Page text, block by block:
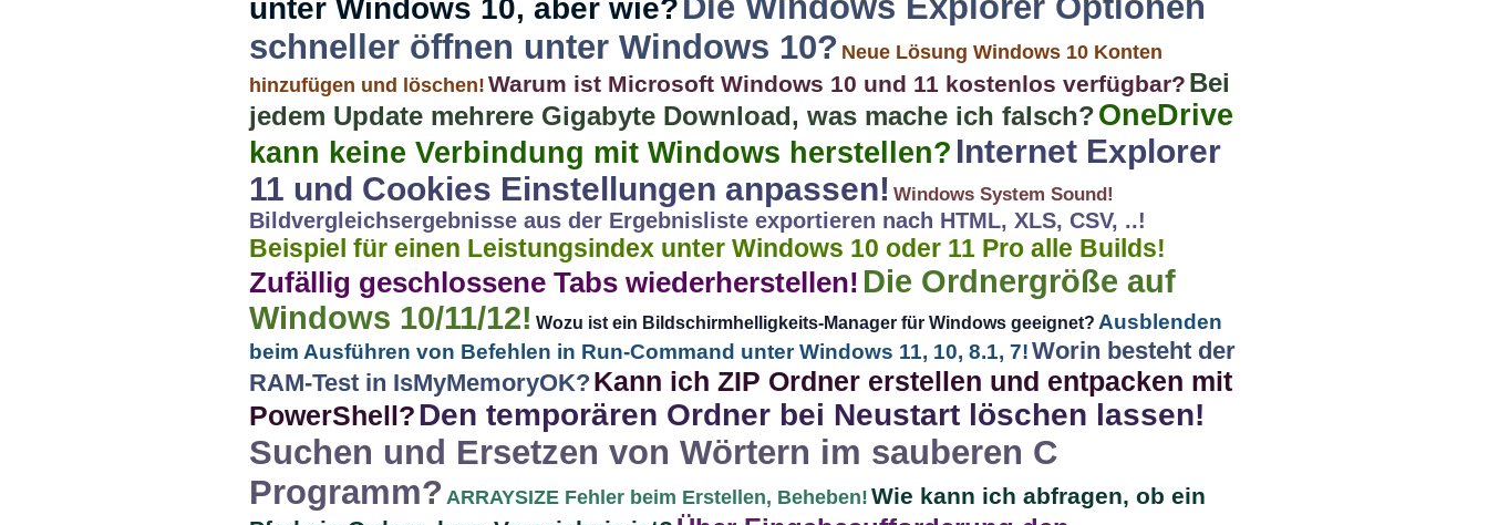
unter Windows 10, aber wie?
schneller öffnen unter Windows 10? Neue Lösung Windows 10 Konten
hinzufügen und löschen! Warum ist Microsoft Windows 10 und 11 kostenlos verfügbar? Bei
jedem Update mehrere Gigabyte Download, was mache ich falsch?OneDrive
kann keine Verbindung mit Windows herstellen? Internet Explorer
11 und Cookies Einstellungen anpassen! Windows System Sound!
Bildvergleichsergebnisse aus der Ergebnisliste exportieren nach HTML, XLS, CSV, ..!
Beispiel für einen Leistungsindex unter Windows 10 oder 11 Pro alle Builds!
Zufällig geschlossene Tabs wiederherstellen! Die Ordnergröße auf
Windows 10/11/12! Wozu ist ein Bildschirmhelligkeits-Manager für Windows geeignet? Ausblenden
beim Ausführen von Befehlen in Run-Command unter Windows 11, 10, 8.1, 7!Worin besteht der
RAM-Test in IsMyMemoryOK? Kann ich ZIP Ordner erstellen und entpacken mit
PowerShell?Den temporären Ordner bei Neustart löschen lassen!
Suchen und Ersetzen von Wörtern im sauberen C
Programm? ARRAYSIZE Fehler beim Erstellen, Beheben! Wie kann ich abfragen, ob ein